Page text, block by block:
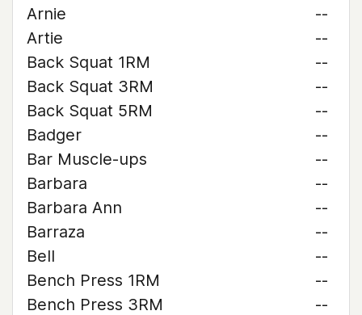
Arnie
--
Artie
--
Back Squat 1RM
--
Back Squat 3RM
--
Back Squat 5RM
--
Badger
--
Bar Muscle-ups
--
Barbara
--
Barbara Ann
--
Barraza
--
Bell
--
Bench Press 1RM
--
Bench Press 3RM
--